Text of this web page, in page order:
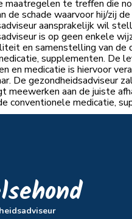
maatregelen te treffen die
de schade waarvoor hij/zij de
aansprakelijk wil
is op geen enkele
en samenstelling van de
supplementen. De
en medicatie is hiervoor
De gezondheidsadviseur
meewerken aan de juiste
conventionele medicatie,